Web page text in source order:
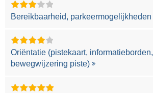
Bereikbaarheid, parkeermogelijkheden
Oriëntatie (pistekaart, informatieborden,
bewegwijzering piste)